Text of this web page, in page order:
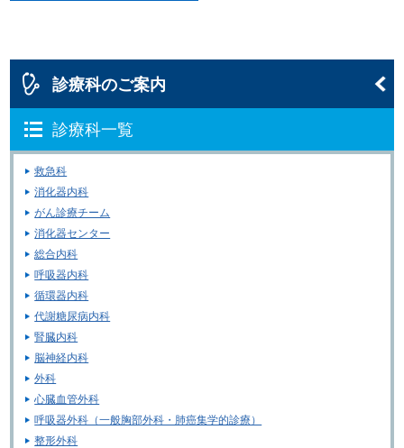
診療科のご案内
診療科一覧
救急科
消化器内科
がん診療チーム
消化器センター
総合内科
呼吸器内科
循環器内科
代謝糖尿病内科
腎臓内科
脳神経内科
外科
心臓血管外科
呼吸器外科（一般胸部外科・肺癌集学的診療）
整形外科